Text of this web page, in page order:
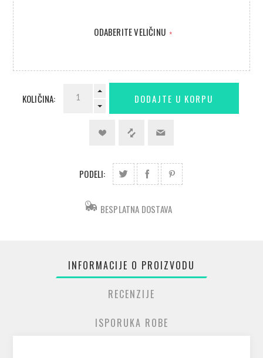
ODABERITE VELIČINU *
KOLIČINA:
PODELI:
BESPLATNA DOSTAVA
INFORMACIJE O PROIZVODU
RECENZIJE
ISPORUKA ROBE